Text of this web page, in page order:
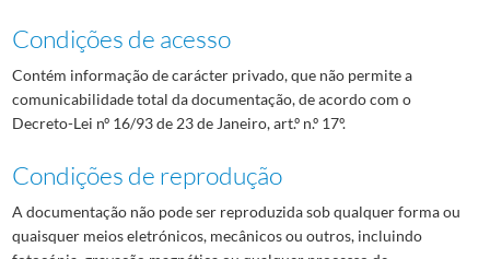
Condições de acesso
Contém informação de carácter privado, que não permite a
comunicabilidade total da documentação, de acordo com o
Decreto-Lei nº 16/93 de 23 de Janeiro, art.º n.º 17º.
Condições de reprodução
A documentação não pode ser reproduzida sob qualquer forma ou
quaisquer meios eletrónicos, mecânicos ou outros, incluindo